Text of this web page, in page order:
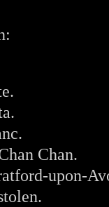
Chan.
upon-